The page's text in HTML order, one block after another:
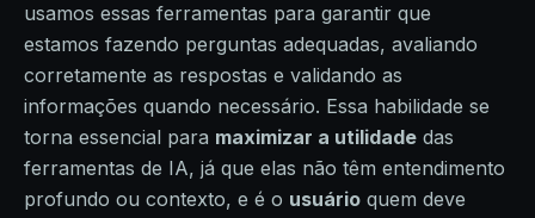
usamos essas ferramentas para garantir que
estamos fazendo perguntas adequadas, avaliando
corretamente as respostas e validando as
informações quando necessário. Essa habilidade se
torna essencial para maximizar a utilidade das
ferramentas de IA, já que elas não têm entendimento
profundo ou contexto, e é o usuário quem deve